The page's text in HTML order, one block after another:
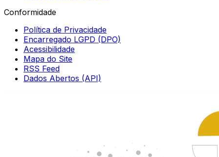
Conformidade
Política de Privacidade
Encarregado LGPD (DPO)
Acessibilidade
Mapa do Site
RSS Feed
Dados Abertos (API)